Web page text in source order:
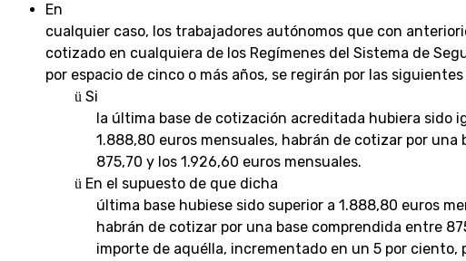
En
cualquier caso, los trabajadores autónomos que con
cotizado en cualquiera de los Regímenes del Sistema de
por espacio de cinco o más años, se regirán por las siguientes
ü Si
la última base de cotización acreditada hubiera sido
1.888,80 euros mensuales, habrán de cotizar por una
875,70 y los 1.926,60 euros mensuales.
ü En el supuesto de que dicha
última base hubiese sido superior a 1.888,80 euros
habrán de cotizar por una base comprendida entre
importe de aquélla, incrementado en un 5 por ciento,